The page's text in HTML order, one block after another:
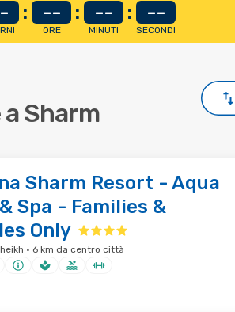
: --
ORE
: --
MINUTI
: --
SECONDI
Sharm
Sharm Resort - Aqua
Spa - Families &
Only
· 6 km da centro città